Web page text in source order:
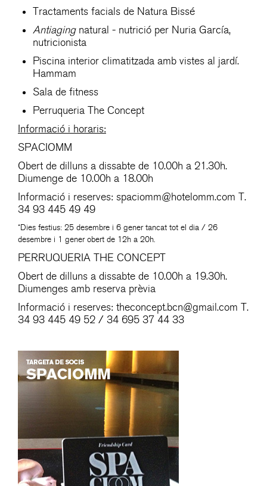
Tractaments facials de Natura Bissé
Antiaging natural - nutrició per Nuria García,
nutricionista
Piscina interior climatitzada amb vistes al jardí.
Hammam
Sala de fitness
Perruqueria The Concept
Informació i horaris:
SPACIOMM
Obert de dilluns a dissabte de 10.00h a 21.30h.
Diumenge de 10.00h a 18.00h
Informació i reserves: spaciomm@hotelomm.com T.
34 93 445 49 49
*Dies festius: 25 desembre i 6 gener tancat tot el dia / 26
desembre i 1 gener obert de 12h a 20h.
PERRUQUERIA THE CONCEPT
Obert de dilluns a dissabte de 10.00h a 19.30h.
Diumenges amb reserva prèvia
Informació i reserves: theconcept.bcn@gmail.com T.
34 93 445 49 52 / 34 695 37 44 33